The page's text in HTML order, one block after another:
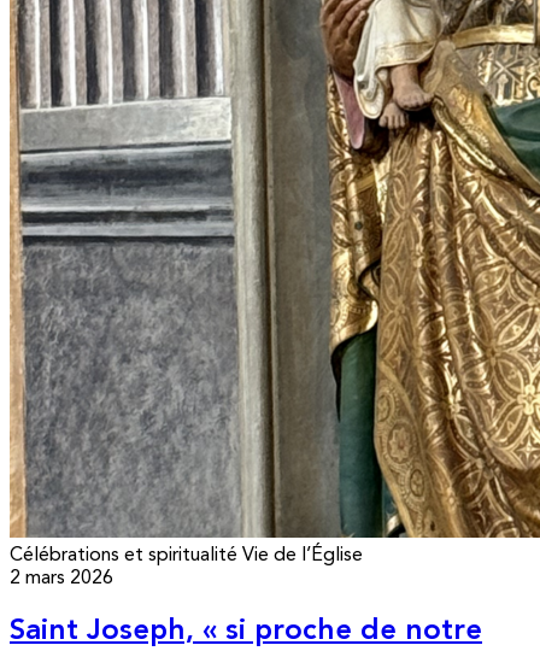
Célébrations et spiritualité Vie de l’Église
2 mars 2026
Saint Joseph, « si proche de notre